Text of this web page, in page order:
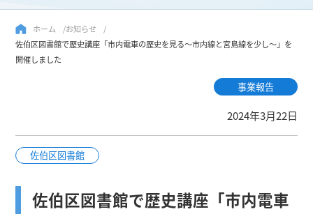
ホーム
お知らせ
佐伯区図書館で歴史講座「市内電車の歴史を見る～市内線と宮島線を少し～」を
開催しました
事業報告
2024年3月22日
佐伯区図書館
佐伯区図書館で歴史講座「市内電車